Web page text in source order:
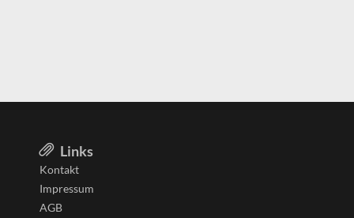
Links
Kontakt
Impressum
AGB